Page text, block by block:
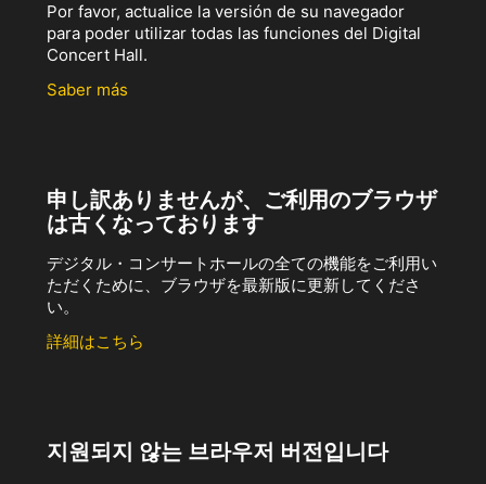
Por favor, actualice la versión de su navegador
para poder utilizar todas las funciones del Digital
Concert Hall.
Saber más
申し訳ありませんが、ご利用のブラウザ
は古くなっております
デジタル・コンサートホールの全ての機能をご利用い
ただくために、ブラウザを最新版に更新してくださ
い。
詳細はこちら
지원되지 않는 브라우저 버전입니다